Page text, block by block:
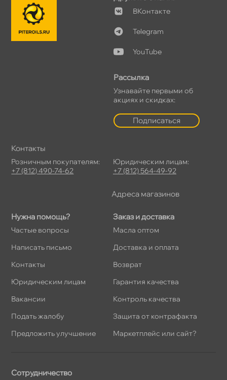
Нужна помощь?
Частые вопросы
Написать письмо
Контакты
Юридическим лицам
акансии
Подать жалобу
Предложить улучшение
Заказ и доставка
Масла оптом
Доставка и оплата
озврат
Гарантия качества
Контроль качества
Защита от контрафакта
Маркетплейс или сайт?
Контакте
Telegram
YouTube
Рассылка
Узнавайте первыми о
акциях и скидках:
Подписаться
Сотрудничество
Контакты
Розничным покупателям:
+7 (812) 490-74-62
Юридическим лицам:
+7 (812) 564-49-92
Адреса магазино